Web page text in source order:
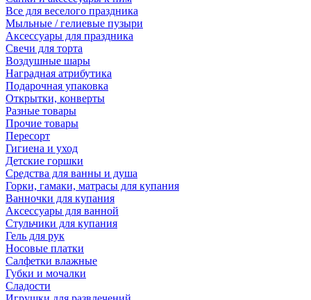
Все для веселого праздника
Мыльные / гелиевые пузыри
Аксессуары для праздника
Свечи для торта
Воздушные шары
Наградная атрибутика
Подарочная упаковка
Открытки, конверты
Разные товары
Прочие товары
Пересорт
Гигиена и уход
Детские горшки
Средства для ванны и душа
Горки, гамаки, матрасы для купания
Ванночки для купания
Аксессуары для ванной
Стульчики для купания
Гель для рук
Носовые платки
Салфетки влажные
Губки и мочалки
Сладости